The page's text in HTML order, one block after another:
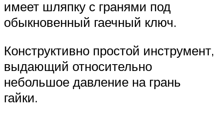
имеет шляпку с гранями под
обыкновенный гаечный ключ.
Конструктивно простой инструмент,
выдающий относительно
небольшое давление на грань
гайки.